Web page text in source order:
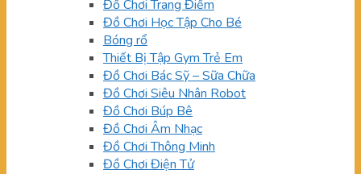
Đồ Chơi Trang Điểm
Đồ Chơi Học Tập Cho Bé
Bóng rổ
Thiết Bị Tập Gym Trẻ Em
Đồ Chơi Bác Sỹ – Sữa Chữa
Đồ Chơi Siêu Nhân Robot
Đồ Chơi Búp Bê
Đồ Chơi Âm Nhạc
Đồ Chơi Thông Minh
Đồ Chơi Điện Tử